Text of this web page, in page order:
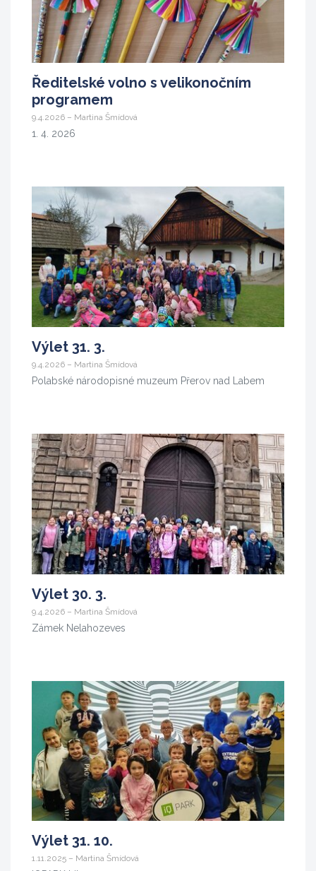
Ředitelské volno s velikonočním
programem
9.4.2026 – Martina Šmídová
1. 4. 2026
Výlet 31. 3.
9.4.2026 – Martina Šmídová
Polabské národopisné muzeum Přerov nad Labem
Výlet 30. 3.
9.4.2026 – Martina Šmídová
Zámek Nelahozeves
Výlet 31. 10.
1.11.2025 – Martina Šmídová